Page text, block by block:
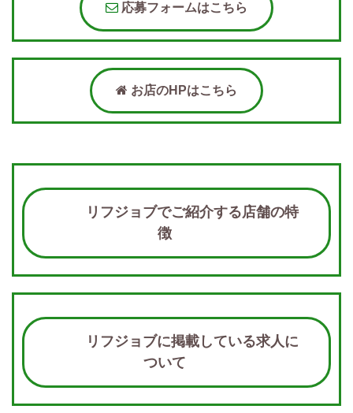
応募フォームはこちら
お店のHPはこちら
リフジョブでご紹介する店舗の特
徴
リフジョブに掲載している求人に
ついて